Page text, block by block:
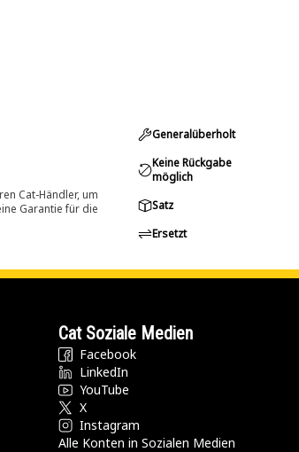
Cat-Händler, um
Garantie für die
Generalüberholt
Keine Rückgabe
möglich
Satz
Ersetzt
Cat Soziale Medien
Facebook
LinkedIn
YouTube
X
Instagram
Alle Konten in Sozialen Medien